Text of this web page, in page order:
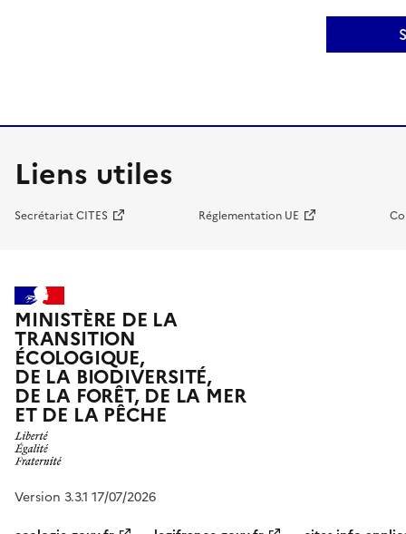
Liens utiles
Secrétariat CITES Réglementation UE
MINISTÈRE DE LA
TRANSITION
ÉCOLOGIQUE,
DE LA BIODIVERSITÉ,
DE LA FORÊT, DE LA MER
ET DE LA PÊCHE
Version 3.3.1 17/07/2026